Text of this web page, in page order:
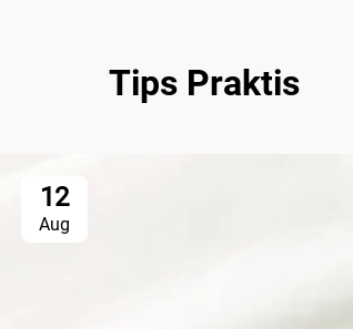
Tips Praktis
12
Aug